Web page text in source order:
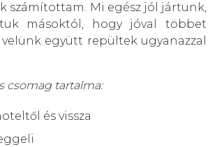
számítottam. Mi egész jól jártunk,
másoktól, hogy jóval többet
együtt repültek ugyanazzal
csomag tartalma:
és vissza